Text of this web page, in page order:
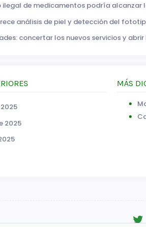
ilegal de medicamentos podría alcanzar
análisis de piel y detección del
concertar los nuevos servicios y
2025
MÁS